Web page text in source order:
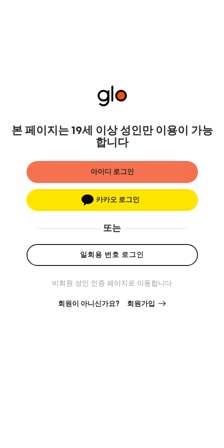
본 페이지는 19세 이상 성인만 이용이 가능
합니다
아이디 로그인
카카오 로그인
또는
일회용 번호 로그인
비회원 성인 인증 페이지로 이동합니다
회원이 아니신가요? 회원가입